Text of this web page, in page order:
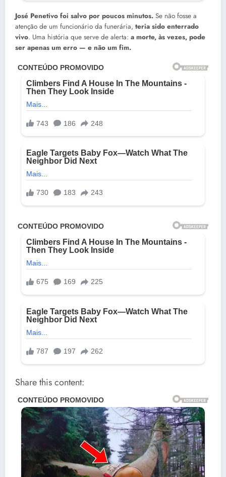
José Penetivo foi salvo por poucos minutos. Se não fosse a
atenção de um funcionário da funerária, teria sido enterrado
vivo. Uma história que serve de alerta: a morte, às vezes, pode
ser apenas um erro — e não um fim.
Share this content: